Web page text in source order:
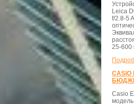
Leica
f/2.8-5
25-600
CASIO
Casio